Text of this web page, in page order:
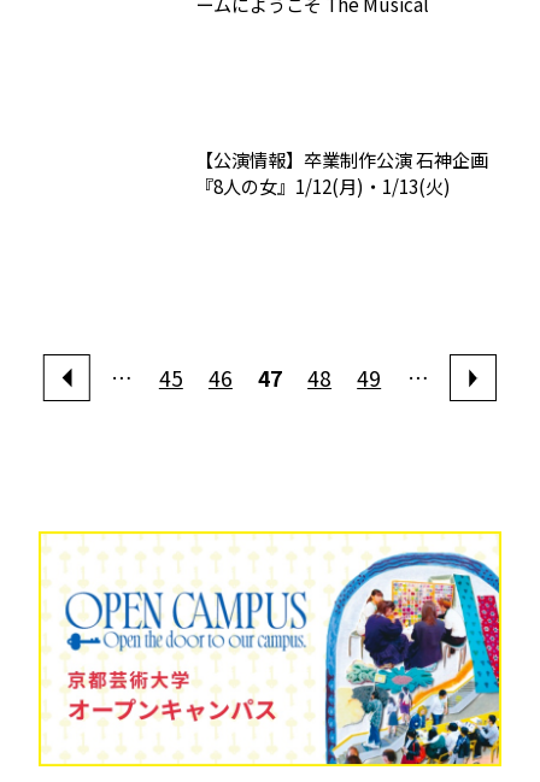
【公演情報】卒業制作公演 石神企画
『8人の女』1/12(月)・1/13(火)
… 45 46 47 48 49 …